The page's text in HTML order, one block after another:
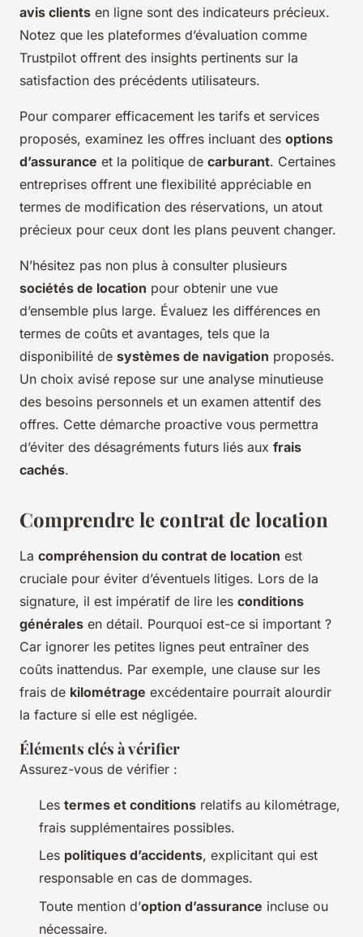
avis clients en ligne sont des indicateurs précieux.
Notez que les plateformes d’évaluation comme
Trustpilot offrent des insights pertinents sur la
satisfaction des précédents utilisateurs.
Pour comparer efficacement les tarifs et services
proposés, examinez les offres incluant des options
d’assurance et la politique de carburant. Certaines
entreprises offrent une flexibilité appréciable en
termes de modification des réservations, un atout
précieux pour ceux dont les plans peuvent changer.
N’hésitez pas non plus à consulter plusieurs
sociétés de location pour obtenir une vue
d’ensemble plus large. Évaluez les différences en
termes de coûts et avantages, tels que la
disponibilité de systèmes de navigation proposés.
Un choix avisé repose sur une analyse minutieuse
des besoins personnels et un examen attentif des
offres. Cette démarche proactive vous permettra
d’éviter des désagréments futurs liés aux frais
cachés.
Comprendre le contrat de location
La compréhension du contrat de location est
cruciale pour éviter d’éventuels litiges. Lors de la
signature, il est impératif de lire les conditions
générales en détail. Pourquoi est-ce si important ?
Car ignorer les petites lignes peut entraîner des
coûts inattendus. Par exemple, une clause sur les
frais de kilométrage excédentaire pourrait alourdir
la facture si elle est négligée.
Éléments clés à vérifier
Assurez-vous de vérifier :
Les termes et conditions relatifs au kilométrage,
frais supplémentaires possibles.
Les politiques d’accidents, explicitant qui est
responsable en cas de dommages.
Toute mention d’option d’assurance incluse ou
nécessaire.